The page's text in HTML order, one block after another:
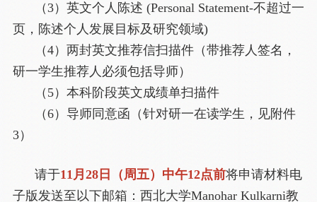
（3）英文个人陈述 (Personal Statement-不超过一
页，陈述个人发展目标及研究领域)
（4）两封英文推荐信扫描件（带推荐人签名，
研一学生推荐人必须包括导师）
（5）本科阶段英文成绩单扫描件
（6）导师同意函（针对研一在读学生，见附件
3）
请于11月28日（周五）中午12点前将申请材料电
子版发送至以下邮箱：西北大学Manohar Kulkarni教